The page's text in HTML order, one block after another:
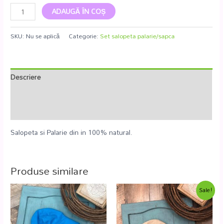
ADAUGĂ ÎN COȘ
SKU: Nu se aplică Categorie:Set salopeta palarie/sapca
Descriere
Salopeta si Palarie din in 100% natural.
Produse similare
Sale!